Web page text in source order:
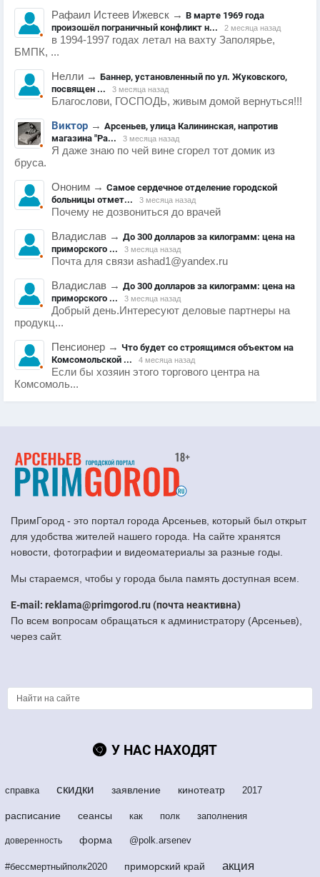
Рафаил Истеев Ижевск → В марте 1969 года
произошёл пограничный конфликт н...
2 месяца назад
в 1994-1997 годах летал на вахту Заполярье,
БМПК, ...
Нелли → Баннер, установленный по ул. Жуковского,
посвящен ...
3 месяца назад
Благослови, ГОСПОДЬ, живым домой вернуться!!!
Виктор → Арсеньев, улица Калининская, напротив
магазина "Ра...
3 месяца назад
Я даже знаю по чей вине сгорел тот домик из
бруса.
Ононим → Самое сердечное отделение городской
больницы отмет...
3 месяца назад
Почему не дозвониться до врачей
Владислав → До 300 долларов за килограмм: цена на
приморского ...
3 месяца назад
Почта для связи ashad1@yandex.ru
Владислав → До 300 долларов за килограмм: цена на
приморского ...
3 месяца назад
Добрый день.Интересуют деловые партнеры на
продукц...
Пенсионер → Что будет со строящимся объектом на
Комсомольской ...
4 месяца назад
Если бы хозяин этого торгового центра на
Комсомоль...
ПримГород - это портал города Арсеньев, который был открыт
для удобства жителей нашего города. На сайте хранятся
новости, фотографии и видеоматериалы за разные годы.
Мы стараемся, чтобы у города была память доступная всем.
E-mail: reklama@primgorod.ru (почта неактивна)
По всем вопросам обращаться к администратору (Арсеньев),
через сайт.
У НАС НАХОДЯТ
справка скидки заявление кинотеатр 2017
расписание сеансы как полк заполнения
доверенность форма @polk.arsenev
#бессмертныйполк2020 приморский край акция